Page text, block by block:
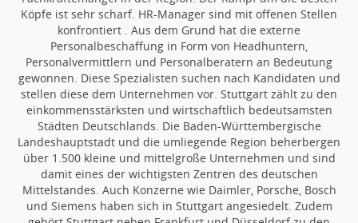
Köpfe ist sehr scharf. HR-Manager sind mit offenen Stellen
konfrontiert . Aus dem Grund hat die externe
Personalbeschaffung in Form von Headhuntern,
Personalvermittlern und Personalberatern an Bedeutung
gewonnen. Diese Spezialisten suchen nach Kandidaten und
stellen diese dem Unternehmen vor. Stuttgart zählt zu den
einkommensstärksten und wirtschaftlich bedeutsamsten
Städten Deutschlands. Die Baden-Württembergische
Landeshauptstadt und die umliegende Region beherbergen
über 1.500 kleine und mittelgroße Unternehmen und sind
damit eines der wichtigsten Zentren des deutschen
Mittelstandes. Auch Konzerne wie Daimler, Porsche, Bosch
und Siemens haben sich in Stuttgart angesiedelt. Zudem